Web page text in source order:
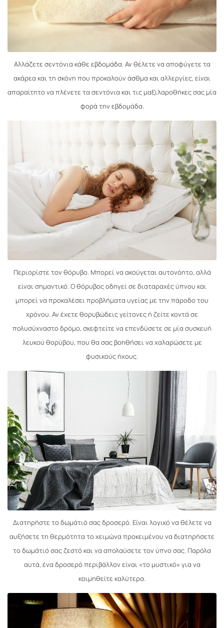
Αλλάζετε σεντόνια κάθε εβδομάδα. Αν θέλετε να αποφύγετε τα
ακάρεα και τη σκόνη που προκαλούν άσθμα και αλλεργίες, είναι
απαραίτητο να πλένετε τα σεντόνια και τις μαξιλαροθήκες σας μία
φορά την εβδομάδα.
Περιορίστε τον θόρυβο. Μπορεί να ακούγεται αυτονόητο, αλλά
είναι σημαντικό. Ο θόρυβος οδηγεί σε διαταραχές ύπνου και
μπορεί να προκαλέσει προβλήματα υγείας με την πάροδο του
χρόνου. Αν έχετε θορυβώδεις γείτονες ή ζείτε κοντά σε
πολυσύχναστο δρόμο, σκεφτείτε να επενδύσετε σε μία συσκευή
λευκού θορύβου, που θα σας βοηθήσει να χαλαρώσετε με
φυσικούς ήχους.
Διατηρήστε το δωμάτιό σας δροσερό. Είναι λογικό να θέλετε να
αυξήσετε τη θερμότητα το χειμώνα προκειμένου να διατηρήσετε
το δωμάτιό σας ζεστό και να απολαύσετε τον ύπνο σας. Παρόλα
αυτά, ένα δροσερό περιβάλλον είναι «το μυστικό» για να
κοιμηθείτε καλύτερα.